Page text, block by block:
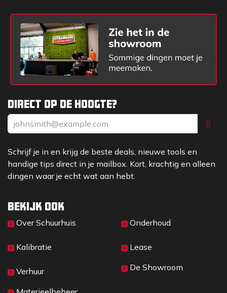
Direct op de hoogte?
Schrijf je in en krijg de beste deals, nieuwe tools en
handige tips direct in je mailbox. Kort, krachtig en alleen
dingen waar je echt wat aan hebt.
Bekijk ook
Over Sc​huurhuis
Kalibratie
Verhuur
Onderhoud
Lease
De Showroom